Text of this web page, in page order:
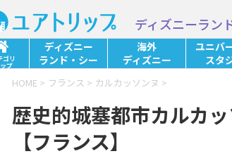
ディズニーラン
ゴリ
プ
ディズニー
ランド・シー
海外
ディズニー
ユニバ
スタ
HOME > フランス > カルカッソンヌ >
歴史的城塞都市カルカ
【フランス】